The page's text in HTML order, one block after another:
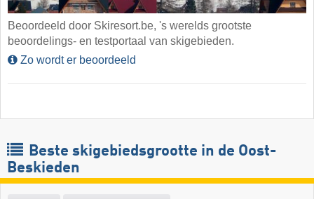
Beoordeeld door Skiresort.be, 's werelds grootste
beoordelings- en testportaal van skigebieden.
Zo wordt er beoordeeld
Beste skigebiedsgrootte in de Oost-
Beskieden